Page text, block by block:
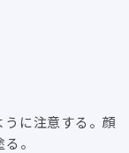
に注意する。顔
。